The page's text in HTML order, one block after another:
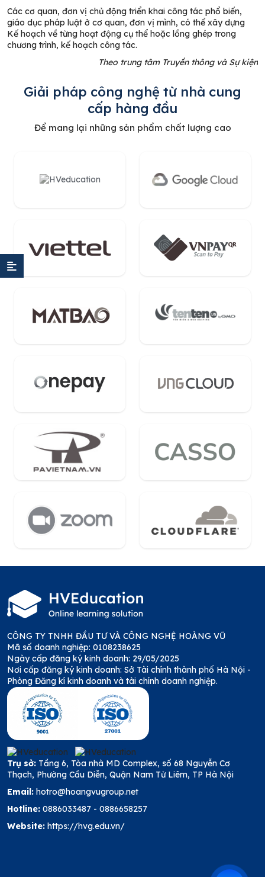
Các cơ quan, đơn vị chủ động triển khai công tác phổ biến,
giáo dục pháp luật ở cơ quan, đơn vị mình, có thể xây dựng
Kế hoạch về từng hoạt động cụ thể hoặc lồng ghép trong
chương trình, kế hoạch công tác.
Theo trung tâm Truyền thông và Sự kiện
Giải pháp công nghệ từ nhà cung
cấp hàng đầu
Để mang lại những sản phẩm chất lượng cao
CÔNG TY TNHH ĐẦU TƯ VÀ CÔNG NGHỆ HOÀNG VŨ
Mã số doanh nghiệp: 0108238625
Ngày cấp đăng ký kinh doanh: 29/05/2025
Nơi cấp đăng ký kinh doanh: Sở Tài chính thành phố Hà Nội -
Phòng Đăng kí kinh doanh và tài chính doanh nghiệp.
Trụ sở: Tầng 6, Tòa nhà MD Complex, số 68 Nguyễn Cơ
Thạch, Phường Cầu Diễn, Quận Nam Từ Liêm, TP Hà Nội
Email: hotro@hoangvugroup.net
Hotline: 0886033487 - 0886658257
Website: https://hvg.edu.vn/